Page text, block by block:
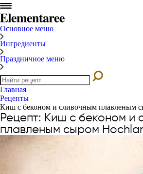
Основное меню
Ингредиенты
Праздничное меню
Главная
Рецепты
Киш с беконом и сливочным плавленым
Рецепт: Киш с беконом и
плавленым сыром